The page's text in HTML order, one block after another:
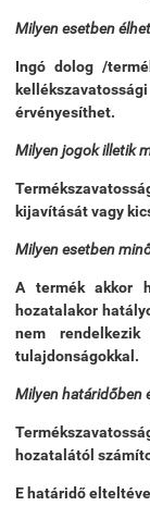
Milyen esetben
Ingó dolog /
érvényesíthet.
Milyen jogok illetik
kijavítását vagy
Milyen esetben
A termék akkor
hozatalakor
nem
tulajdonságokkal.
Milyen határidőben
hozatalától
E határidő